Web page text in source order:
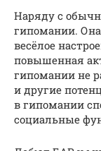
Наряду с
гипомании. Она
весёлое
повышенная
гипомании не
и другие
в гипомании
социальные